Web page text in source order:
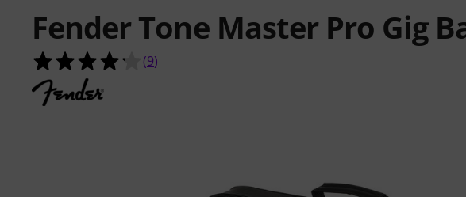
Fender Tone Master Pro Gig
4.2 étoiles sur 5 d'après 9 évaluations clients
(9)